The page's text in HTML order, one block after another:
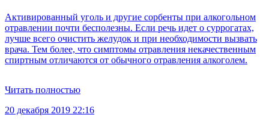
Активированный уголь и другие сорбенты при алкогольном
отравлении почти бесполезны. Если речь идет о суррогатах,
лучше всего очистить желудок и при необходимости вызвать
врача. Тем более, что симптомы отравления некачественным
спиртным отличаются от обычного отравления алкоголем.
Читать полностью
20 декабря 2019 22:16